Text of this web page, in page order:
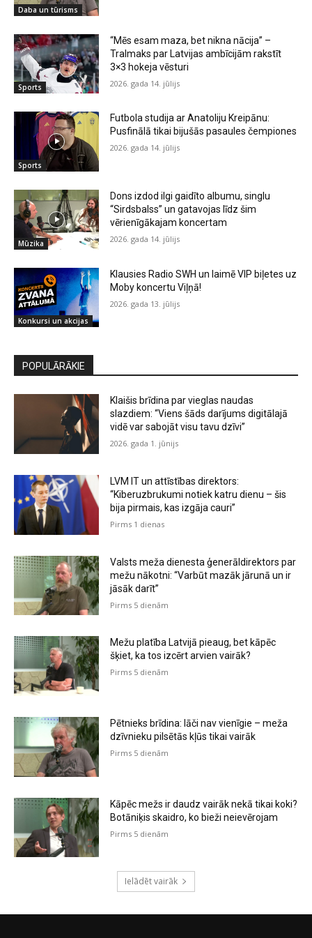
Daba un tūrisms
Sports
“Mēs esam maza, bet nikna nācija” –
Tralmaks par Latvijas ambīcijām rakstīt
3×3 hokeja vēsturi
2026. gada 14. jūlijs
Sports
Futbola studija ar Anatoliju Kreipānu:
Pusfinālā tikai bijušās pasaules čempiones
2026. gada 14. jūlijs
Mūzika
Dons izdod ilgi gaidīto albumu, singlu
“Sirdsbalss” un gatavojas līdz šim
vērienīgākajam koncertam
2026. gada 14. jūlijs
Konkursi un akcijas
Klausies Radio SWH un laimē VIP biļetes uz
Moby koncertu Viļņā!
2026. gada 13. jūlijs
POPULĀRĀKIE
Klaišis brīdina par vieglas naudas
slazdiem: “Viens šāds darījums digitālajā
vidē var sabojāt visu tavu dzīvi”
2026. gada 1. jūnijs
LVM IT un attīstības direktors:
“Kiberuzbrukumi notiek katru dienu – šis
bija pirmais, kas izgāja cauri”
Pirms 1 dienas
Valsts meža dienesta ģenerāldirektors par
mežu nākotni: “Varbūt mazāk jārunā un ir
jāsāk darīt”
Pirms 5 dienām
Mežu platība Latvijā pieaug, bet kāpēc
šķiet, ka tos izcērt arvien vairāk?
Pirms 5 dienām
Pētnieks brīdina: lāči nav vienīgie – meža
dzīvnieku pilsētās kļūs tikai vairāk
Pirms 5 dienām
Kāpēc mežs ir daudz vairāk nekā tikai koki?
Botāniķis skaidro, ko bieži neievērojam
Pirms 5 dienām
Ielādēt vairāk